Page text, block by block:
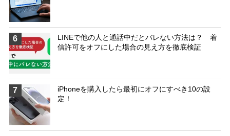
6
LINEで他の人と通話中だとバレない方法は？ 着
信許可をオフにした場合の見え方を徹底検証
7
iPhoneを購入したら最初にオフにすべき10の設
定！